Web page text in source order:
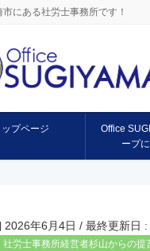
にある社労士事務所です！
ップページ
Office
ープ
2026年6月4日 / 最終更新日 :
社労士事務所経営者杉山からの提